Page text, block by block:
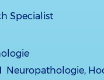
Specialist
Neuropathologie,